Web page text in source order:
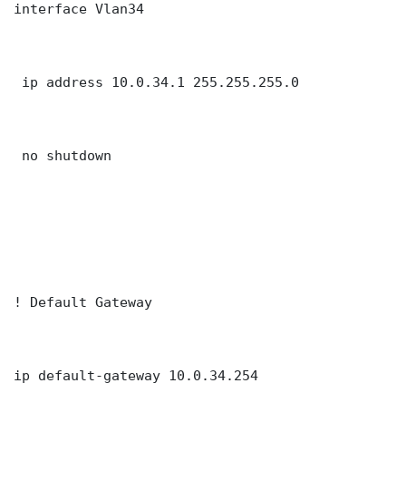
interface Vlan34
ip address 10.0.34.1 255.255.255.0
no shutdown
! Default Gateway
ip default-gateway 10.0.34.254